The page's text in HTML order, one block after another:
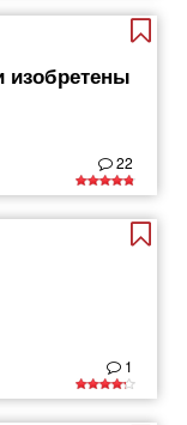
изобретены
22
1